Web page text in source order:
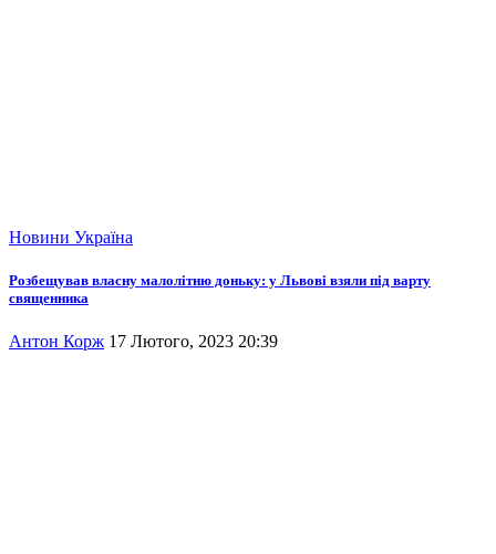
Новини Україна
Розбещував власну малолітню доньку: у Львові взяли під варту
священника
Антон Корж 17 Лютого, 2023 20:39